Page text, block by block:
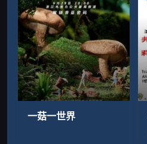
一菇一世界